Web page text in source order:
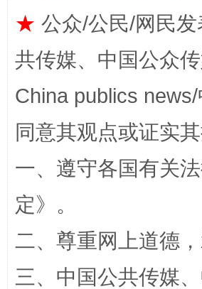
揭批美国五大"原罪"
解纷+调解+退费，一次搞定
★ 公众/公民/网民
共传媒、中国公众
China publics
同意其观点或证实
一、遵守各国有关
定》。
二、尊重网上道德
三、中国公共传媒